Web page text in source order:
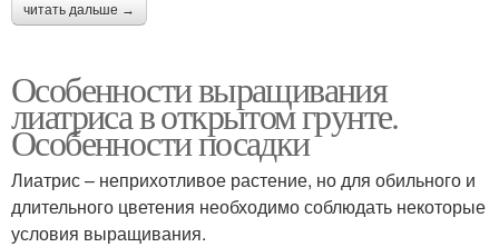
читать дальше →
Особенности выращивания
лиатриса в открытом грунте.
Особенности посадки
Лиатрис – неприхотливое растение, но для обильного и
длительного цветения необходимо соблюдать некоторые
условия выращивания.